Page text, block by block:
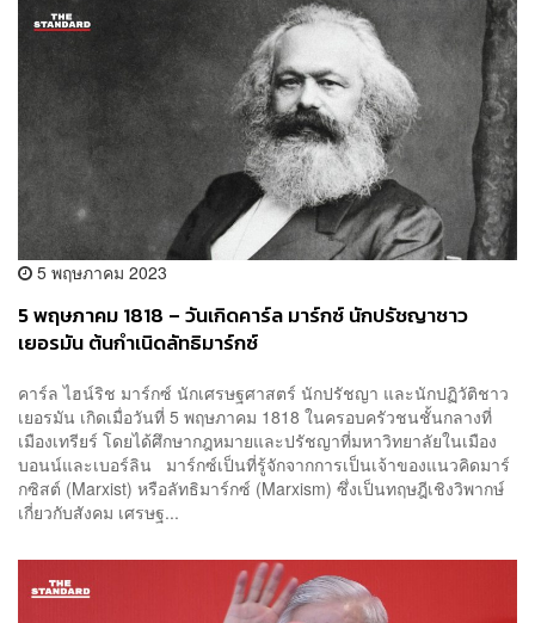
5 พฤษภาคม 2023
5 พฤษภาคม 1818 – วันเกิดคาร์ล มาร์กซ์ นักปรัชญาชาว
เยอรมัน ต้นกำเนิดลัทธิมาร์กซ์
คาร์ล ไฮน์ริช มาร์กซ์ นักเศรษฐศาสตร์ นักปรัชญา และนักปฏิวัติชาว
เยอรมัน เกิดเมื่อวันที่ 5 พฤษภาคม 1818 ในครอบครัวชนชั้นกลางที่
เมืองเทรียร์ โดยได้ศึกษากฎหมายและปรัชญาที่มหาวิทยาลัยในเมือง
บอนน์และเบอร์ลิน มาร์กซ์เป็นที่รู้จักจากการเป็นเจ้าของแนวคิดมาร์
กซิสต์ (Marxist) หรือลัทธิมาร์กซ์ (Marxism) ซึ่งเป็นทฤษฎีเชิงวิพากษ์
เกี่ยวกับสังคม เศรษฐ...